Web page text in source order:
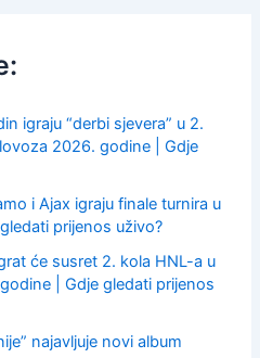
igraju “derbi sjevera” u 2.
2026. godine | Gdje
i Ajax igraju finale turnira u
prijenos uživo?
će susret 2. kola HNL-a u
| Gdje gledati prijenos
najavljuje novi album